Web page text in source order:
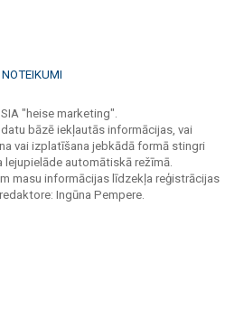
"heise marketing".
bāzē iekļautās informācijas, vai
vai izplatīšana jebkādā formā stingri
lejupielāde automātiskā režīmā.
masu informācijas līdzekļa reģistrācijas
Ingūna Pempere.